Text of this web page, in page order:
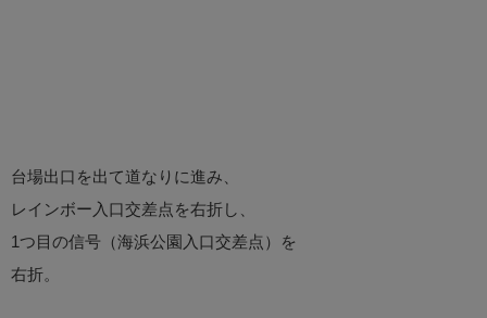
台場出口を出て道なりに進み、
レインボー入口交差点を右折し、
1つ目の信号（海浜公園入口交差点）を
右折。